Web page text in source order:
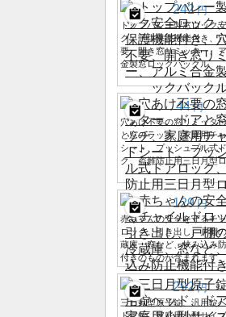
242 円
トップバレー製窓ロック
ク、子供保護機能付き、
要、開き窓リミッター、
金製窓ロックバックル
44 円
穴あけ不要の窓リミッタ
と窓のラッチ、家庭用チ
シート、プッシュプル式
ク、盗難防止用三日月型
129 円
赤ちゃんの安全を守るチ
ロック。引き出し、戸棚
蔵庫、窓など、挟み込み
付きのものが含まれます。
292 円
三日月型原子錠、汎用錠ヘ